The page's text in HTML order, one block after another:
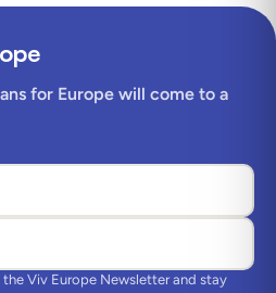
for Europe will come to a
Viv Europe Newsletter and stay